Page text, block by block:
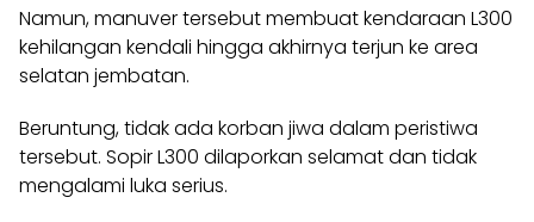
Namun, manuver tersebut membuat kendaraan L300
kehilangan kendali hingga akhirnya terjun ke area
selatan jembatan.
Beruntung, tidak ada korban jiwa dalam peristiwa
tersebut. Sopir L300 dilaporkan selamat dan tidak
mengalami luka serius.